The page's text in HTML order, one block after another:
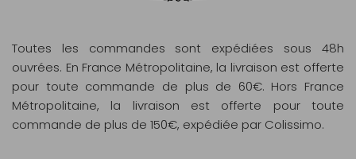
Toutes les commandes sont expédiées sous 48h
ouvrées. En France Métropolitaine, la livraison est offerte
pour toute commande de plus de 60€. Hors France
Métropolitaine, la livraison est offerte pour toute
commande de plus de 150€, expédiée par Colissimo.